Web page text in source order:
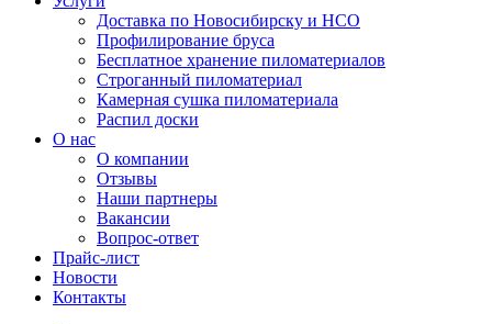
Доставка по Новосибирску и НСО
Профилирование бруса
Бесплатное хранение пиломатериалов
Строганный пиломатериал
Камерная сушка пиломатериала
Распил доски
О нас
О компании
Отзывы
Наши партнеры
Вакансии
Вопрос-ответ
Прайс-лист
Новости
Контакты